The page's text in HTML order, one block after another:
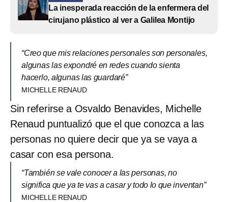
La inesperada reacción de la enfermera del
cirujano plástico al ver a Galilea Montijo
“Creo que mis relaciones personales son personales,
algunas las expondré en redes cuando sienta
hacerlo, algunas las guardaré”
MICHELLE RENAUD
Sin referirse a Osvaldo Benavides, Michelle
Renaud puntualizó que el que conozca a las
personas no quiere decir que ya se vaya a
casar con esa persona.
“También se vale conocer a las personas, no
significa que ya te vas a casar y todo lo que inventan”
MICHELLE RENAUD